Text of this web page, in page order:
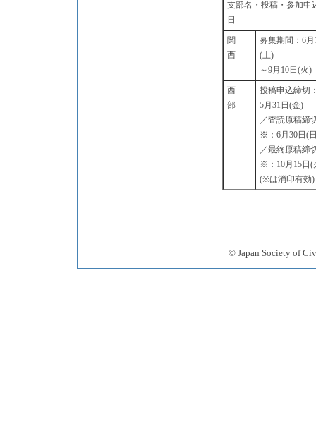
支部名・投稿・参加申
日
関
西
募集期間：6月
(土)
～9月10日(火)
西
部
投稿申込締切
5月31日(金)
／査読原稿締
※：6月30日(
／最終原稿締
※：10月15日(
(※は消印有効)
© Japan Society of